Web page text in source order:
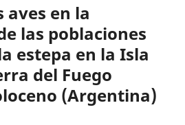
aves en la
las poblaciones
estepa en la Isla
del Fuego
(Argentina)